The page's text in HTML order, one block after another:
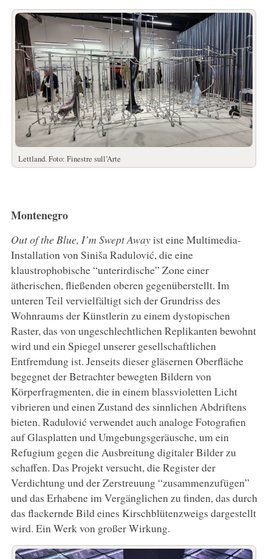
Lettland. Foto: Finestre sull’Arte
Montenegro
Out of the Blue, I’m Swept Awayist eine Multimedia-
Installation von Siniša Radulović, die eine
klaustrophobische “unterirdische” Zone einer
ätherischen, fließenden oberen gegenüberstellt. Im
unteren Teil vervielfältigt sich der Grundriss des
Wohnraums der Künstlerin zu einem dystopischen
Raster, das von ungeschlechtlichen Replikanten bewohnt
wird und ein Spiegel unserer gesellschaftlichen
Entfremdung ist. Jenseits dieser gläsernen Oberfläche
begegnet der Betrachter bewegten Bildern von
Körperfragmenten, die in einem blassvioletten Licht
vibrieren und einen Zustand des sinnlichen Abdriftens
bieten. Radulović verwendet auch analoge Fotografien
auf Glasplatten und Umgebungsgeräusche, um ein
Refugium gegen die Ausbreitung digitaler Bilder zu
schaffen. Das Projekt versucht, die Register der
Verdichtung und der Zerstreuung “zusammenzufügen”
und das Erhabene im Vergänglichen zu finden, das durch
das flackernde Bild eines Kirschblütenzweigs dargestellt
wird. Ein Werk von großer Wirkung.